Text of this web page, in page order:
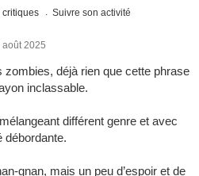
critiques Suivre son activité
août 2025
déjà rien que cette phrase
inclassable.
différent genre et avec
débordante.
gnan, mais un peu d’espoir et de